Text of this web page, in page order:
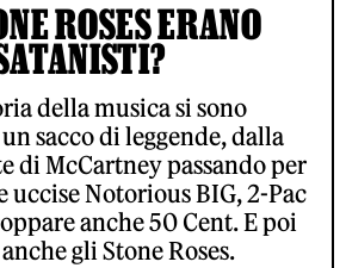
ROSES ERANO
della musica si sono
sacco di leggende, dalla
di McCartney passando per
uccise Notorious BIG, 2-Pac
anche 50 Cent. E poi
gli Stone Roses.